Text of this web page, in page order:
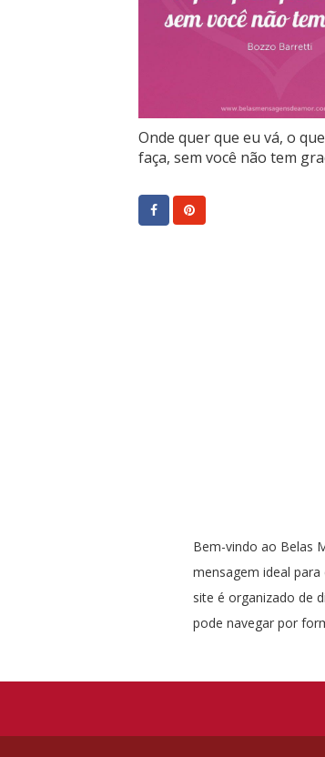
Onde quer que eu vá, o
faça, sem você não tem
Bem-vindo ao Belas
mensagem ideal
site é organizado de
pode navegar por